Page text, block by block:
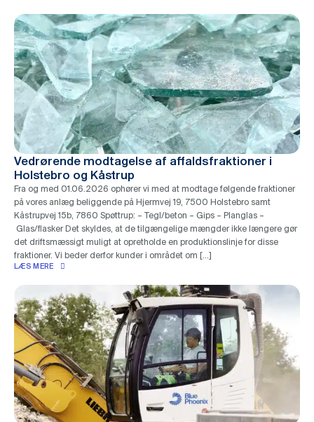
Vedrørende modtagelse af affaldsfraktioner i
Holstebro og Kåstrup
Fra og med 01.06.2026 ophører vi med at modtage følgende fraktioner
på vores anlæg beliggende på Hjermvej 19, 7500 Holstebro samt
Kåstrupvej 15b, 7860 Spøttrup: – Tegl/beton – Gips – Planglas –
Glas/flasker Det skyldes, at de tilgængelige mængder ikke længere gør
det driftsmæssigt muligt at opretholde en produktionslinje for disse
fraktioner. Vi beder derfor kunder i området om […]
LÆS MERE